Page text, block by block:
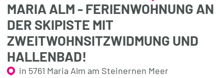
MARIA ALM - FERIENWOHNUNG AN
DER SKIPISTE MIT
ZWEITWOHNSITZWIDMUNG UND
HALLENBAD!
in 5761 Maria Alm am Steinernen Meer